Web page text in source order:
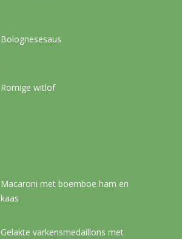
Bolognesesaus
Romige witlof
Macaroni met boemboe ham en
kaas
Gelakte varkensmedaillons met